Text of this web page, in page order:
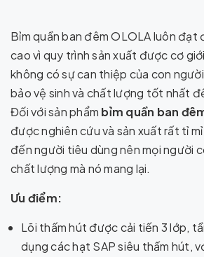
Bỉm quần ban đêm OLOLA luôn đạt
cao vì quy trình sản xuất được cơ
không có sự can thiệp của con
bảo vệ sinh và chất lượng tốt nhất
Đối với sản phẩm bỉm quần ban
được nghiên cứu và sản xuất rất tỉ
đến người tiêu dùng nên mọi người
chất lượng mà nó mang lại.
Ưu điểm:
Lõi thấm hút được cải tiến 3 lớp,
dụng các hạt SAP siêu thấm hút,